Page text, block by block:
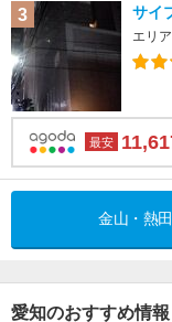
3 サイ
エリア
最安
金山・熱
愛知のおすすめ情報